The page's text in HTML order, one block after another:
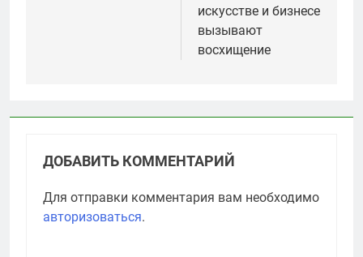
искусстве и бизнесе
вызывают
восхищение
ДОБАВИТЬ КОММЕНТАРИЙ
Для отправки комментария вам необходимо
авторизоваться.